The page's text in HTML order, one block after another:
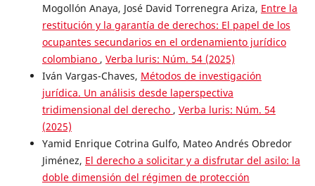
Mogollón Anaya, José David Torrenegra Ariza, Entre la
restitución y la garantía de derechos: El papel de los
ocupantes secundarios en el ordenamiento jurídico
colombiano , Verba luris: Núm. 54 (2025)
Iván Vargas-Chaves, Métodos de investigación
jurídica. Un análisis desde laperspectiva
tridimensional del derecho , Verba luris: Núm. 54
(2025)
Yamid Enrique Cotrina Gulfo, Mateo Andrés Obredor
Jiménez, El derecho a solicitar y a disfrutar del asilo: la
doble dimensión del régimen de protección